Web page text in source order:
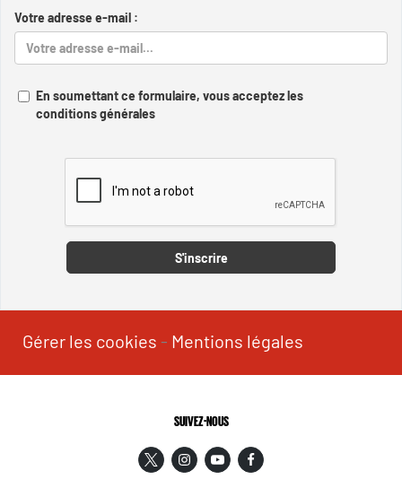
Votre adresse e-mail :
En soumettant ce formulaire, vous acceptez les
conditions générales
S'inscrire
Gérer les cookies - Mentions légales
SUIVEZ-NOUS